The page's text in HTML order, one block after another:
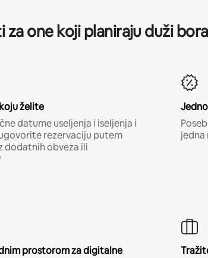
za one koji planiraju duži
želite
datume useljenja i iseljenja i
rezervaciju putem
dodatnih obveza ili
jedna
prostorom za digitalne